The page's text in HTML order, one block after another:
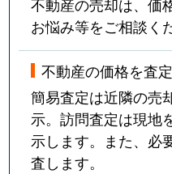
お悩み等をご相談く
不動産の価格を査定
簡易査定は近隣の売
示。訪問査定は現地
示します。また、必
査します。